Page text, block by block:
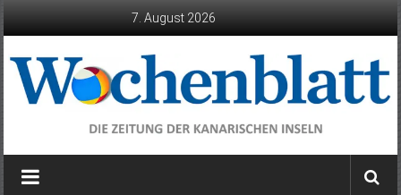
7. August 2026
Wochenblatt
die